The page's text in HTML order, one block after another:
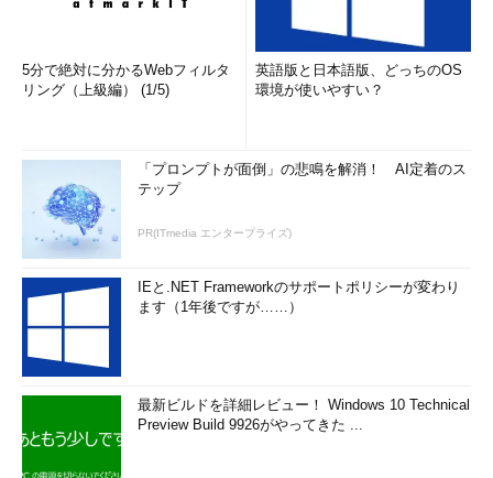
5分で絶対に分かるWebフィルタ
リング（上級編） (1/5)
英語版と日本語版、どっちのOS
環境が使いやすい？
「プロンプトが面倒」の悲鳴を解消！ AI定着のス
テップ
PR(ITmedia エンタープライズ)
IEと.NET Frameworkのサポートポリシーが変わり
ます（1年後ですが……）
最新ビルドを詳細レビュー！ Windows 10 Technical
Preview Build 9926がやってきた ...